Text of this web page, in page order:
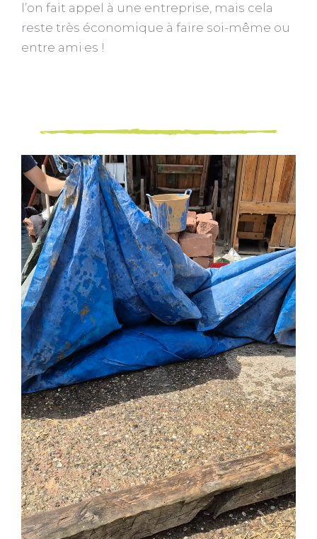
l’on fait appel à une entreprise, mais cela
reste très économique à faire soi-même ou
entre ami·es !